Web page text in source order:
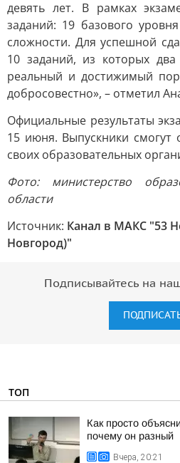
девять лет. В рамках
заданий: 19 базового
сложности. Для успешной
10 заданий, из которых
реальный и достижимый
добросовестно», – отметил
Официальные результаты
15 июня. Выпускники смогут
своих образовательных
Фото: министерство
области
Источник: Канал в МАКС "53
Новгород)"
Подписывайтесь на
ТОП
Как просто
почему он разный
Вчера, 20:21